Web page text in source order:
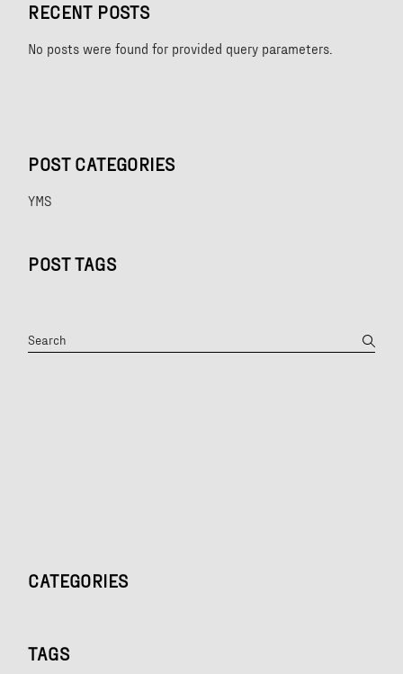
RECENT POSTS
No posts were found for provided query parameters.
POST CATEGORIES
YMS
POST TAGS
Search
CATEGORIES
TAGS